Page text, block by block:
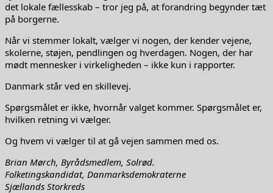
det lokale fællesskab – tror jeg på, at forandring begynder tæt
på borgerne.
Når vi stemmer lokalt, vælger vi nogen, der kender vejene,
skolerne, støjen, pendlingen og hverdagen. Nogen, der har
mødt mennesker i virkeligheden – ikke kun i rapporter.
Danmark står ved en skillevej.
Spørgsmålet er ikke, hvornår valget kommer. Spørgsmålet er,
hvilken retning vi vælger.
Og hvem vi vælger til at gå vejen sammen med os.
Brian Mørch, Byrådsmedlem, Solrød.
Folketingskandidat, Danmarksdemokraterne
Sjællands Storkreds